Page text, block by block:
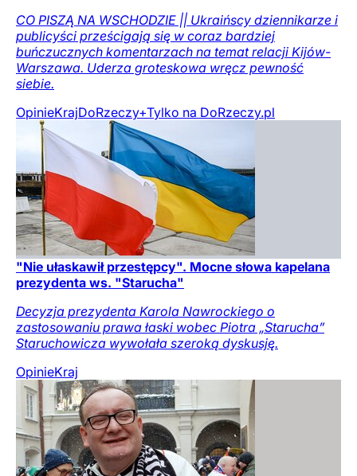
CO PISZĄ NA WSCHODZIE || Ukraińscy dziennikarze i
publicyści prześcigają się w coraz bardziej
buńczucznych komentarzach na temat relacji Kijów-
Warszawa. Uderza groteskowa wręcz pewność
siebie.
OpinieKrajDoRzeczy+Tylko na DoRzeczy.pl
"Nie ułaskawił przestępcy". Mocne słowa kapelana
prezydenta ws. "Starucha"
Decyzja prezydenta Karola Nawrockiego o
zastosowaniu prawa łaski wobec Piotra „Starucha”
Staruchowicza wywołała szeroką dyskusję.
OpinieKraj